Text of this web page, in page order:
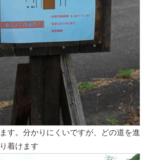
す。分かりにくいですが、どの道を進
着けます